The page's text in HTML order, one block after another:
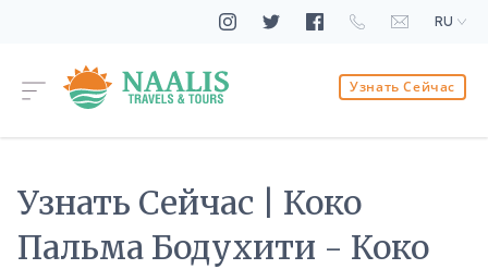
RU
Узнать Сейчас
Узнать Сейчас | Коко
Пальма Бодухити - Коко